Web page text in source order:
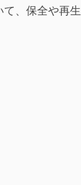
、保全や再